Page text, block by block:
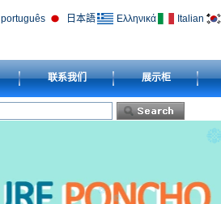
português 日本語 Ελληνικά Italian
联系我们 展示柜